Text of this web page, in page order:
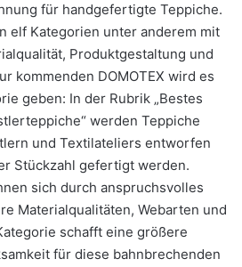
für handgefertigte Teppiche.
elf Kategorien unter anderem mit
Produktgestaltung und
kommenden DOMOTEX wird es
geben: In der Rubrik „Bestes
werden Teppiche
und Textilateliers entworfen
Stückzahl gefertigt werden.
sich durch anspruchsvolles
Materialqualitäten, Webarten und
schafft eine größere
für diese bahnbrechenden